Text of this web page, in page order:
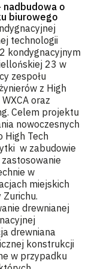
o
biurowego
technologii
kondygnacyjnym
23 w
zespołu
z High
oraz
Celem projektu
nowoczesnych
High Tech
w zabudowie
w
miejskich
Zurichu.
drewnianej
drewniana
konstrukcji
w przypadku